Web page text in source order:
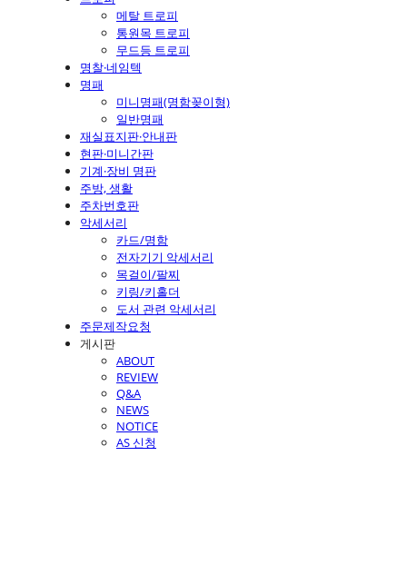
메탈 트로피
통원목 트로피
무드등 트로피
명찰·네임텍
명패
미니명패(명함꽂이형)
일반명패
재실표지판·안내판
현판·미니간판
기계·장비 명판
주방, 생활
주차번호판
악세서리
카드/명함
전자기기 악세서리
목걸이/팔찌
키링/키홀더
도서 관련 악세서리
주문제작요청
게시판
ABOUT
REVIEW
Q&A
NEWS
NOTICE
AS 신청